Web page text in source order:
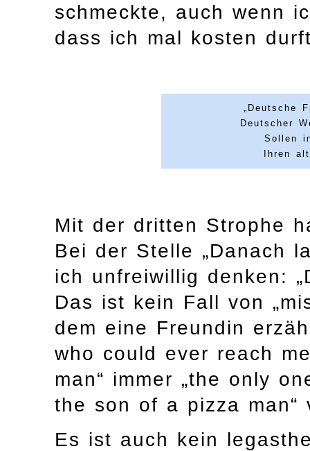
schmeckte, auch wenn
dass ich mal kosten
„Deutsche
Deutscher
Sollen
Ihren
Mit der dritten Strophe
Bei der Stelle „Danach
ich unfreiwillig denken:
Das ist kein Fall von
dem eine Freundin
who could ever reach
man“ immer „the only
the son of a pizza man“
Es ist auch kein